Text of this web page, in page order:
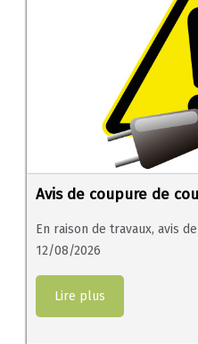
Avis de coupure de
En raison de travaux, avis
12/08/2026
Lire plus